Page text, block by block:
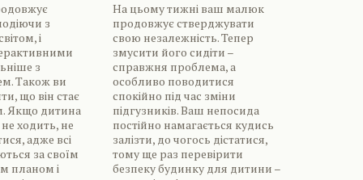
з
і
з
Також ви
що він стає
Якщо дитина
ходить, не
адже всі
за своїм
планом і
На цьому тижні ваш малюк
продовжує стверджувати
свою незалежність. Тепер
змусити його сидіти –
справжня проблема, а
особливо поводитися
спокійно під час зміни
підгузників. Ваш непосида
постійно намагається кудись
залізти, до чогось дістатися,
тому ще раз перевірити
безпеку будинку для дитини –